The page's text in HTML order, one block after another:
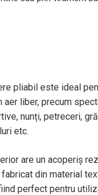
pliabil este ideal
aer liber, precum
nunți, petreceri,
etc.
are un acoperiș
din material
perfect pentru